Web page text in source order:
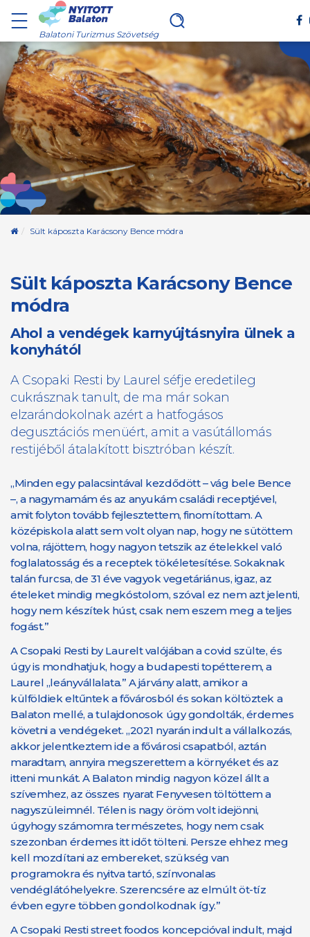
Balatoni Turizmus Szövetség
Kezdőoldal
Sült káposzta Karácsony Bence módra
Sült káposzta Karácsony Bence
módra
Ahol a vendégek karnyújtásnyira ülnek a
konyhától
A Csopaki Resti by Laurel séfje eredetileg
cukrásznak tanult, de ma már sokan
elzarándokolnak azért a hatfogásos
degusztációs menüért, amit a vasútállomás
restijéből átalakított bisztróban készít.
„Minden egy palacsintával kezdődött – vág bele Bence
–, a nagymamám és az anyukám családi receptjével,
amit folyton tovább fejlesztettem, finomítottam. A
középiskola alatt sem volt olyan nap, hogy ne sütöttem
volna, rájöttem, hogy nagyon tetszik az ételekkel való
foglalatosság és a receptek tökéletesítése. Sokaknak
talán furcsa, de 31 éve vagyok vegetáriánus, igaz, az
ételeket mindig megkóstolom, szóval ez nem azt jelenti,
hogy nem készítek húst, csak nem eszem meg a teljes
fogást.”
A Csopaki Resti by Laurelt valójában a covid szülte, és
úgy is mondhatjuk, hogy a budapesti topétterem, a
Laurel „leányvállalata.” A járvány alatt, amikor a
külföldiek eltűntek a fővárosból és sokan költöztek a
Balaton mellé, a tulajdonosok úgy gondolták, érdemes
követni a vendégeket. „2021 nyarán indult a vállalkozás,
akkor jelentkeztem ide a fővárosi csapatból, aztán
maradtam, annyira megszerettem a környéket és az
itteni munkát. A Balaton mindig nagyon közel állt a
szívemhez, az összes nyarat Fenyvesen töltöttem a
nagyszüleimnél. Télen is nagy öröm volt idejönni,
úgyhogy számomra természetes, hogy nem csak
szezonban érdemes itt időt tölteni. Persze ehhez meg
kell mozdítani az embereket, szükség van
programokra és nyitva tartó, színvonalas
vendéglátóhelyekre. Szerencsére az elmúlt öt-tíz
évben egyre többen gondolkodnak így.”
A Csopaki Resti street foodos koncepcióval indult, majd